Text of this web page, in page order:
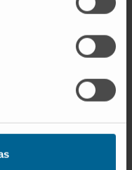
contra
sin que los
dsDNA
un ascenso de